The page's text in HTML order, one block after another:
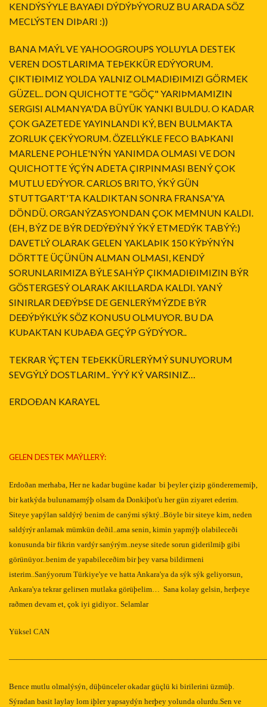
KENDÝSÝYLE BAYAÐI DÝDÝÞÝYORUZ BU ARADA SÖZ
MECLÝSTEN DIÞARI :))
BANA MAÝL VE YAHOOGROUPS YOLUYLA DESTEK
VEREN DOSTLARIMA TEÞEKKÜR EDÝYORUM.
ÇIKTIÐIMIZ YOLDA YALNIZ OLMADIÐIMIZI GÖRMEK
GÜZEL.. DON QUICHOTTE "GÖÇ" YARIÞMAMIZIN
SERGISI ALMANYA'DA BÜYÜK YANKI BULDU. O KADAR
ÇOK GAZETEDE YAYINLANDI KÝ, BEN BULMAKTA
ZORLUK ÇEKÝYORUM. ÖZELLÝKLE FECO BAÞKANI
MARLENE POHLE'NÝN YANIMDA OLMASI VE DON
QUICHOTTE ÝÇÝN ADETA ÇIRPINMASI BENÝ ÇOK
MUTLU EDÝYOR. CARLOS BRITO, ÝKÝ GÜN
STUTTGART'TA KALDIKTAN SONRA FRANSA'YA
DÖNDÜ. ORGANÝZASYONDAN ÇOK MEMNUN KALDI.
(EH, BÝZ DE BÝR DEDÝÐÝNÝ ÝKÝ ETMEDÝK TABÝÝ:)
DAVETLÝ OLARAK GELEN YAKLAÞIK 150 KÝÞÝNÝN
DÖRTTE ÜÇÜNÜN ALMAN OLMASI, KENDÝ
SORUNLARIMIZA BÝLE SAHÝP ÇIKMADIÐIMIZIN BÝR
GÖSTERGESÝ OLARAK AKILLARDA KALDI. YANÝ
SINIRLAR DEÐÝÞSE DE GENLERÝMÝZDE BÝR
DEÐÝÞÝKLÝK SÖZ KONUSU OLMUYOR. BU DA
KUÞAKTAN KUÞAÐA GEÇÝP GÝDÝYOR..
TEKRAR ÝÇTEN TEÞEKKÜRLERÝMÝ SUNUYORUM
SEVGÝLÝ DOSTLARIM.. ÝYÝ KÝ VARSINIZ…
ERDOÐAN KARAYEL
GELEN DESTEK MAÝLLERÝ:
Erdoðan merhaba, Her ne kadar bugüne kadar bi þeyler çizip gönderememiþ,
bir katkýda bulunamamýþ olsam da Donkiþot'u her gün ziyaret ederim.
Siteye yapýlan saldýrý benim de canými sýktý..Böyle bir siteye kim, neden
saldýrýr anlamak mümkün deðil..ama senin, kimin yapmýþ olabileceði
konusunda bir fikrin vardýr sanýrým..neyse sitede sorun giderilmiþ gibi
görünüyor..benim de yapabileceðim bir þey varsa bildirmeni
isterim..Sanýyorum Türkiye'ye ve hatta Ankara'ya da sýk sýk geliyorsun,
Ankara'ya tekrar gelirsen mutlaka görüþelim… Sana kolay gelsin, herþeye
raðmen devam et, çok iyi gidiyor.. Selamlar
Yüksel CAN
Bence mutlu olmalýsýn, düþünceler okadar güçlü ki birilerini üzmüþ.
Sýradan basit laylay lom iþler yapsaydýn herþey yolunda olurdu.Sen ve